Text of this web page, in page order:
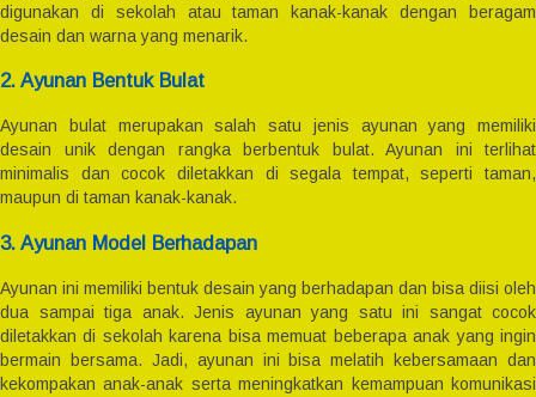
digunakan di sekolah atau taman kanak-kanak dengan beragam
desain dan warna yang menarik.
2. Ayunan Bentuk Bulat
Ayunan bulat merupakan salah satu jenis ayunan yang memiliki
desain unik dengan rangka berbentuk bulat. Ayunan ini terlihat
minimalis dan cocok diletakkan di segala tempat, seperti taman,
maupun di taman kanak-kanak.
3. Ayunan Model Berhadapan
Ayunan ini memiliki bentuk desain yang berhadapan dan bisa diisi oleh
dua sampai tiga anak. Jenis ayunan yang satu ini sangat cocok
diletakkan di sekolah karena bisa memuat beberapa anak yang ingin
bermain bersama. Jadi, ayunan ini bisa melatih kebersamaan dan
kekompakan anak-anak serta meningkatkan kemampuan komunikasi